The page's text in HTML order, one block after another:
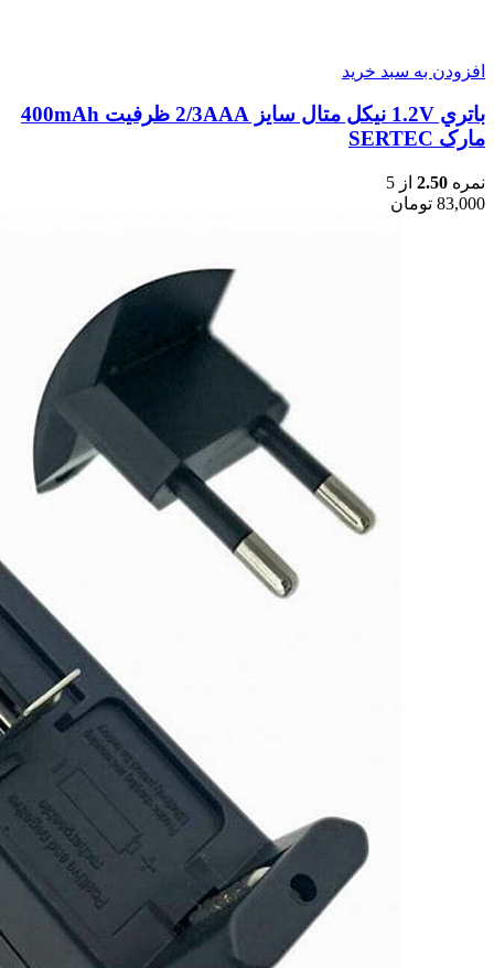
افزودن به سبد خرید
باتري 1.2V نيکل متال سایز 2/3AAA ظرفیت 400mAh
مارک SERTEC
نمره 2.50 از 5
83,000 تومان